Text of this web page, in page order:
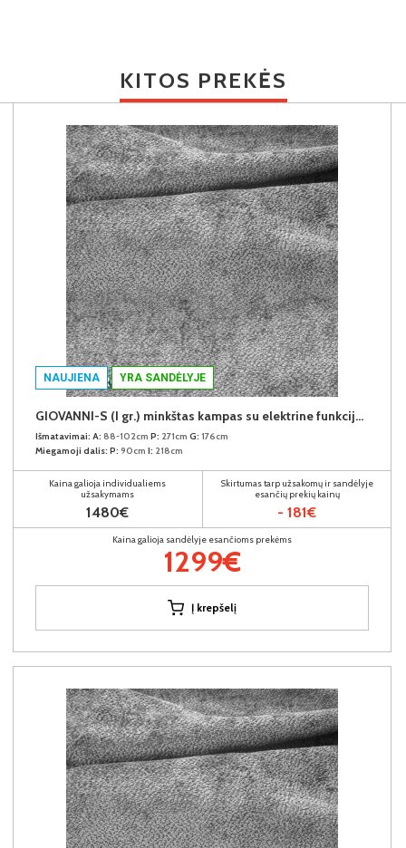
KITOS PREKĖS
NAUJIENA YRA SANDĖLYJE
GIOVANNI-S (I gr.) minkštas kampas su elektrine funkcija (Aphrodite-21) K
Išmatavimai: A: 88-102cm P: 271cm G: 176cm
Miegamoji dalis: P: 90cm I: 218cm
Kaina galioja individualiems
užsakymams
1480€
Skirtumas tarp užsakomų ir sandėlyje
esančių prekių kainų
- 181€
Kaina galioja sandėlyje esančioms prekėms
1299€
Į krepšelį